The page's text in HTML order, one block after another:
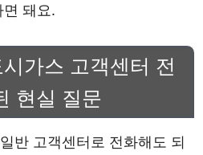
돼요.
가스 고객센터 전
현실 질문
반 고객센터로 전화해도 되